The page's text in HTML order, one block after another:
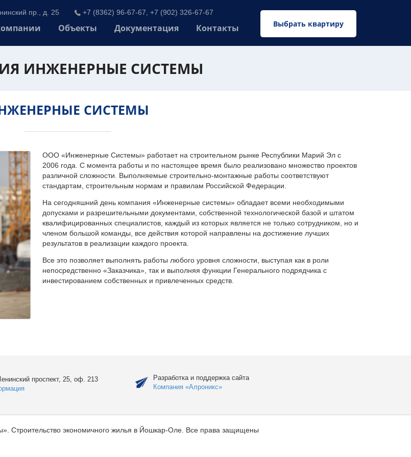
Выбрать квартиру
пр., д. 25 +7 (8362) 96-67-67, +7 (902) 326-67-67
Объекты Документация Контакты
ИНЖЕНЕРНЫЕ СИСТЕМЫ
СИСТЕМЫ
ООО «Инженерные Системы» работает на строительном рынке Республики Марий Эл с
2006 года. С момента работы и по настоящее время было реализовано множество проектов
различной сложности. Выполняемые строительно-монтажные работы соответствуют
стандартам, строительным нормам и правилам Российской Федерации.
На сегодняшний день компания «Инженерные системы» обладает всеми необходимыми
допусками и разрешительными документами, собственной технологической базой и штатом
квалифицированных специалистов, каждый из которых является не только сотрудником, но и
членом большой команды, все действия которой направлены на достижение лучших
результатов в реализации каждого проекта.
Все это позволяет выполнять работы любого уровня сложности, выступая как в роли
непосредственно «Заказчика», так и выполняя функции Генерального подрядчика с
инвестированием собственных и привлеченных средств.
проспект, 25, оф. 213
Разработка и поддержка сайта
Компания «Алроникс»
Строительство экономичного жилья в Йошкар-Оле. Все права защищены